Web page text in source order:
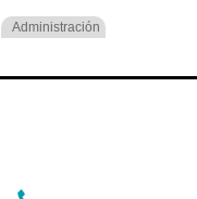
Administración